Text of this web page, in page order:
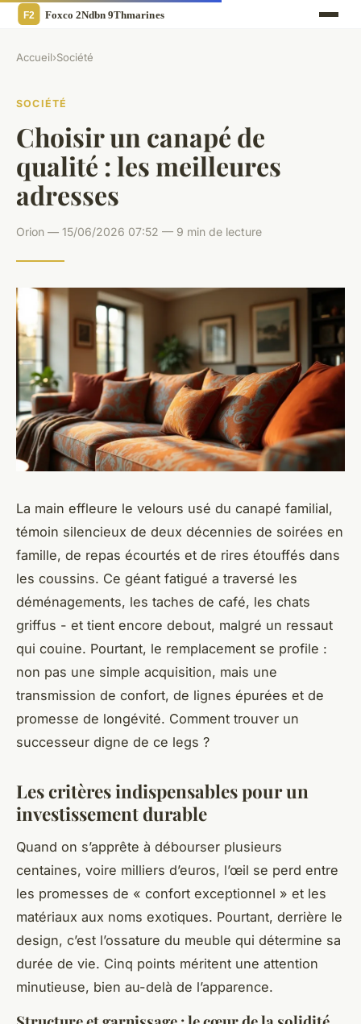
Accueil›Société
SOCIÉTÉ
Choisir un canapé de
qualité : les meilleures
adresses
Orion — 15/06/2026 07:52 — 9 min de lecture
La main effleure le velours usé du canapé familial,
témoin silencieux de deux décennies de soirées en
famille, de repas écourtés et de rires étouffés dans
les coussins. Ce géant fatigué a traversé les
déménagements, les taches de café, les chats
griffus - et tient encore debout, malgré un ressaut
qui couine. Pourtant, le remplacement se profile :
non pas une simple acquisition, mais une
transmission de confort, de lignes épurées et de
promesse de longévité. Comment trouver un
successeur digne de ce legs ?
Les critères indispensables pour un
investissement durable
Quand on s’apprête à débourser plusieurs
centaines, voire milliers d’euros, l’œil se perd entre
les promesses de « confort exceptionnel » et les
matériaux aux noms exotiques. Pourtant, derrière le
design, c’est l’ossature du meuble qui détermine sa
durée de vie. Cinq points méritent une attention
minutieuse, bien au-delà de l’apparence.